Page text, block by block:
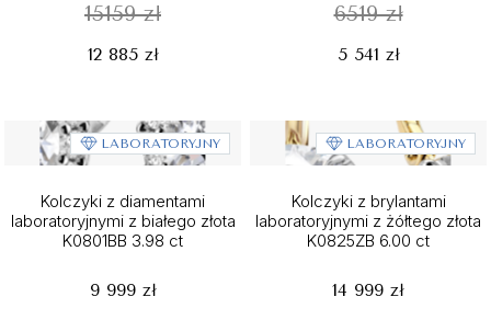
15159 zł
12 885 zł
6519 zł
5 541 zł
LABORATORYJNY
Kolczyki z diamentami
laboratoryjnymi z białego złota
K0801BB 3.98 ct
9 999 zł
LABORATORYJNY
Kolczyki z brylantami
laboratoryjnymi z żółtego złota
K0825ZB 6.00 ct
14 999 zł